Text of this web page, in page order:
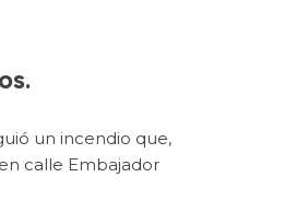
un incendio que,
calle Embajador